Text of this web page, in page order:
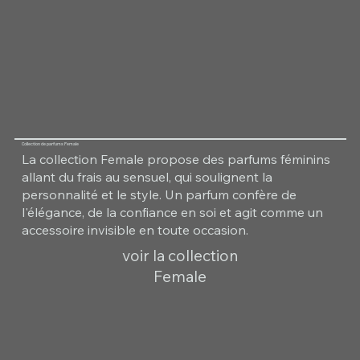
Collection de parfums Female
La collection Female propose des parfums féminins
allant du frais au sensuel, qui soulignent la
personnalité et le style. Un parfum confère de
l'élégance, de la confiance en soi et agit comme un
accessoire invisible en toute occasion.
voir la collection
Female